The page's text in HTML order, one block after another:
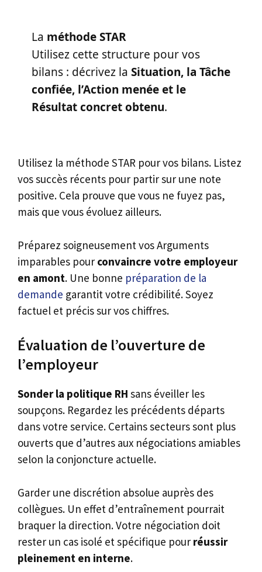
La méthode STAR
Utilisez cette structure pour vos
bilans : décrivez la Situation, la Tâche
confiée, l’Action menée et le
Résultat concret obtenu.
Utilisez la méthode STAR pour vos bilans. Listez
vos succès récents pour partir sur une note
positive. Cela prouve que vous ne fuyez pas,
mais que vous évoluez ailleurs.
Préparez soigneusement vos Arguments
imparables pour convaincre votre employeur
en amont. Une bonne préparation de la
demande garantit votre crédibilité. Soyez
factuel et précis sur vos chiffres.
Évaluation de l’ouverture de
l’employeur
Sonder la politique RH sans éveiller les
soupçons. Regardez les précédents départs
dans votre service. Certains secteurs sont plus
ouverts que d’autres aux négociations amiables
selon la conjoncture actuelle.
Garder une discrétion absolue auprès des
collègues. Un effet d’entraînement pourrait
braquer la direction. Votre négociation doit
rester un cas isolé et spécifique pour réussir
pleinement en interne.